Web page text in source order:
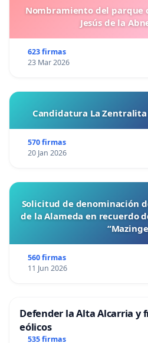
Nombramiento del parque
Jesús de la
623 firmas
23 Mar 2026
Candidatura La
570 firmas
20 Jan 2026
Solicitud de denominación
de la Alameda en recuerdo
560 firmas
11 Jun 2026
Defender la Alta Alcarria y
eólicos
535 firmas